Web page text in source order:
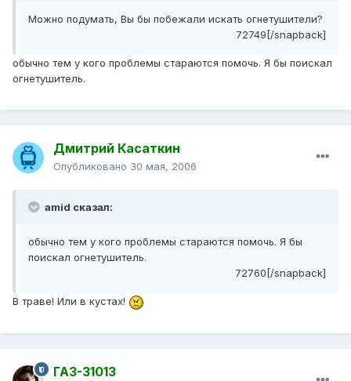
Можно подумать, Вы бы побежали искать огнетушители?
72749[/snapback]
обычно тем у кого проблемы стараются помочь. Я бы поискал
огнетушитель.
Дмитрий Касаткин
Опубликовано 30 мая, 2006
amid сказал:
обычно тем у кого проблемы стараются помочь. Я бы
поискал огнетушитель.
72760[/snapback]
В траве! Или в кустах!
ГАЗ-31013